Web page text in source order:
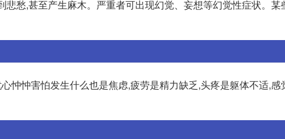
愁,甚至产生麻木。严重者可出现幻觉、妄想等幻觉性症状。某
忡忡害怕发生什么也是焦虑,疲劳是精力缺乏,头疼是躯体不适,